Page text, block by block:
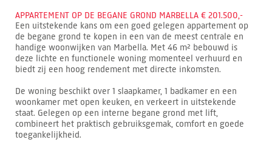
APPARTEMENT OP DE BEGANE GROND MARBELLA € 201.500,-
Een uitstekende kans om een goed gelegen appartement op
de begane grond te kopen in een van de meest centrale en
handige woonwijken van Marbella. Met 46 m² bebouwd is
deze lichte en functionele woning momenteel verhuurd en
biedt zij een hoog rendement met directe inkomsten.
De woning beschikt over 1 slaapkamer, 1 badkamer en een
woonkamer met open keuken, en verkeert in uitstekende
staat. Gelegen op een interne begane grond met lift,
combineert het praktisch gebruiksgemak, comfort en goede
toegankelijkheid.